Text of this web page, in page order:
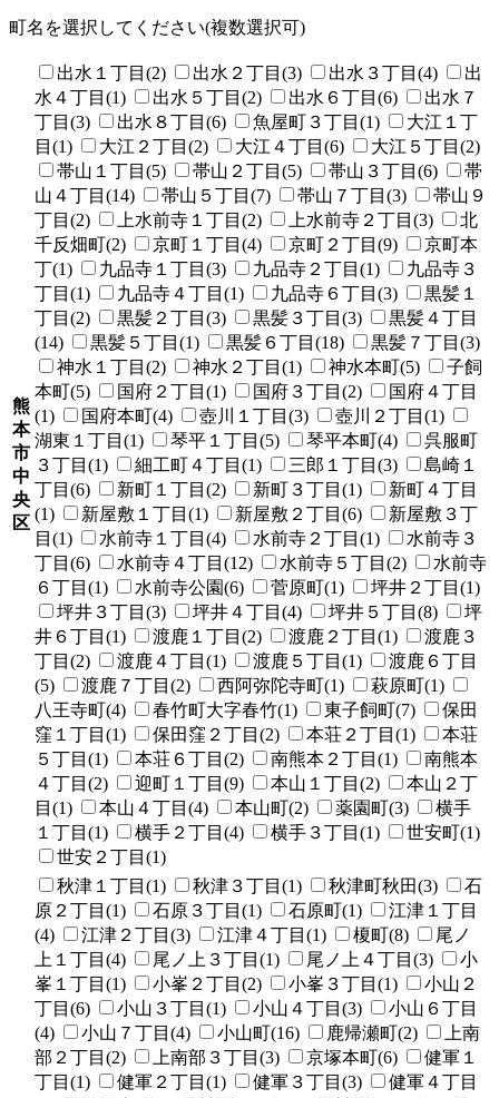
町名を選択してください(複数選択可)
熊
本
市
中
央
区
出水１丁目(2) 出水２丁目(3) 出水３丁目(4)
出
水４丁目(1)
出水５丁目(2) 出水６丁目(6)
出水７
丁目(3)
出水８丁目(6) 魚屋町３丁目(1)
大江１丁
目(1)
大江２丁目(2) 大江４丁目(6)
大江５丁目(2)
帯山１丁目(5)
帯山２丁目(5) 帯山３丁目(6)
帯
山４丁目(14)
帯山５丁目(7) 帯山７丁目(3)
帯山９
丁目(2)
上水前寺１丁目(2) 上水前寺２丁目(3)
北
千反畑町(2)
京町１丁目(4) 京町２丁目(9)
京町本
丁(1)
九品寺１丁目(3) 九品寺２丁目(1)
九品寺３
丁目(1)
九品寺４丁目(1) 九品寺６丁目(3)
黒髪１
丁目(2)
黒髪２丁目(3) 黒髪３丁目(3)
黒髪４丁目
(14)
黒髪５丁目(1) 黒髪６丁目(18)
黒髪７丁目(3)
神水１丁目(2)
神水２丁目(1) 神水本町(5)
子飼
本町(5)
国府２丁目(1) 国府３丁目(2)
国府４丁目
(1)
国府本町(4) 壺川１丁目(3)
壺川２丁目(1)
湖東１丁目(1)
琴平１丁目(5) 琴平本町(4)
呉服町
３丁目(1)
細工町４丁目(1) 三郎１丁目(3)
島崎１
丁目(6)
新町１丁目(2) 新町３丁目(1)
新町４丁目
(1)
新屋敷１丁目(1) 新屋敷２丁目(6)
新屋敷３丁
目(1)
水前寺１丁目(4) 水前寺２丁目(1)
水前寺３
丁目(6)
水前寺４丁目(12) 水前寺５丁目(2)
水前寺
６丁目(1)
水前寺公園(6) 菅原町(1)
坪井２丁目(1)
坪井３丁目(3)
坪井４丁目(4) 坪井５丁目(8)
坪
井６丁目(1)
渡鹿１丁目(2) 渡鹿２丁目(1)
渡鹿３
丁目(2)
渡鹿４丁目(1) 渡鹿５丁目(1)
渡鹿６丁目
(5)
渡鹿７丁目(2) 西阿弥陀寺町(1)
萩原町(1)
八王寺町(4)
春竹町大字春竹(1) 東子飼町(7)
保田
窪１丁目(1)
保田窪２丁目(2) 本荘２丁目(1)
本荘
５丁目(1)
本荘６丁目(2) 南熊本２丁目(1)
南熊本
４丁目(2)
迎町１丁目(9) 本山１丁目(2)
本山２丁
目(1)
本山４丁目(4) 本山町(2) 薬園町(3)
横手
１丁目(1)
横手２丁目(4) 横手３丁目(1)
世安町(1)
世安２丁目(1)
秋津１丁目(1) 秋津３丁目(1) 秋津町秋田(3)
石
原２丁目(1)
石原３丁目(1) 石原町(1)
江津１丁目
(4)
江津２丁目(3) 江津４丁目(1) 榎町(8)
尾ノ
上１丁目(4)
尾ノ上３丁目(1) 尾ノ上４丁目(3)
小
峯１丁目(1)
小峯２丁目(2) 小峯３丁目(1)
小山２
丁目(6)
小山３丁目(1) 小山４丁目(3)
小山６丁目
(4)
小山７丁目(4) 小山町(16) 鹿帰瀬町(2)
上南
部２丁目(2)
上南部３丁目(3) 京塚本町(6)
健軍１
丁目(1)
健軍２丁目(1) 健軍３丁目(3)
健軍４丁目